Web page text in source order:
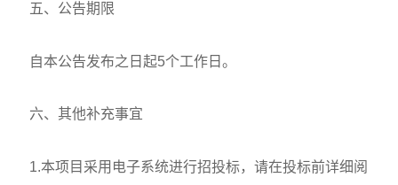
五、公告期限
自本公告发布之日起5个工作日。
六、其他补充事宜
1.本项目采用电子系统进行招投标，请在投标前详细阅